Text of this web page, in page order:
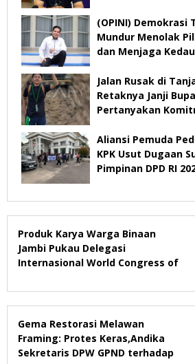
(OPINI) Demokrasi
Mundur Menolak
dan Menjaga
Jalan Rusak di
Retaknya Janji
Pertanyakan
Aliansi Pemuda
KPK Usut Dugaan
Pimpinan DPD RI
Produk Karya Warga Binaan
Jambi Pukau Delegasi
Internasional World Congress of
2026
Gema Restorasi Melawan
Framing: Protes Keras,Andika
Sekretaris DPW GPND terhadap